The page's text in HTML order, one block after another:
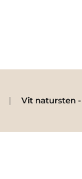
Vit natursten